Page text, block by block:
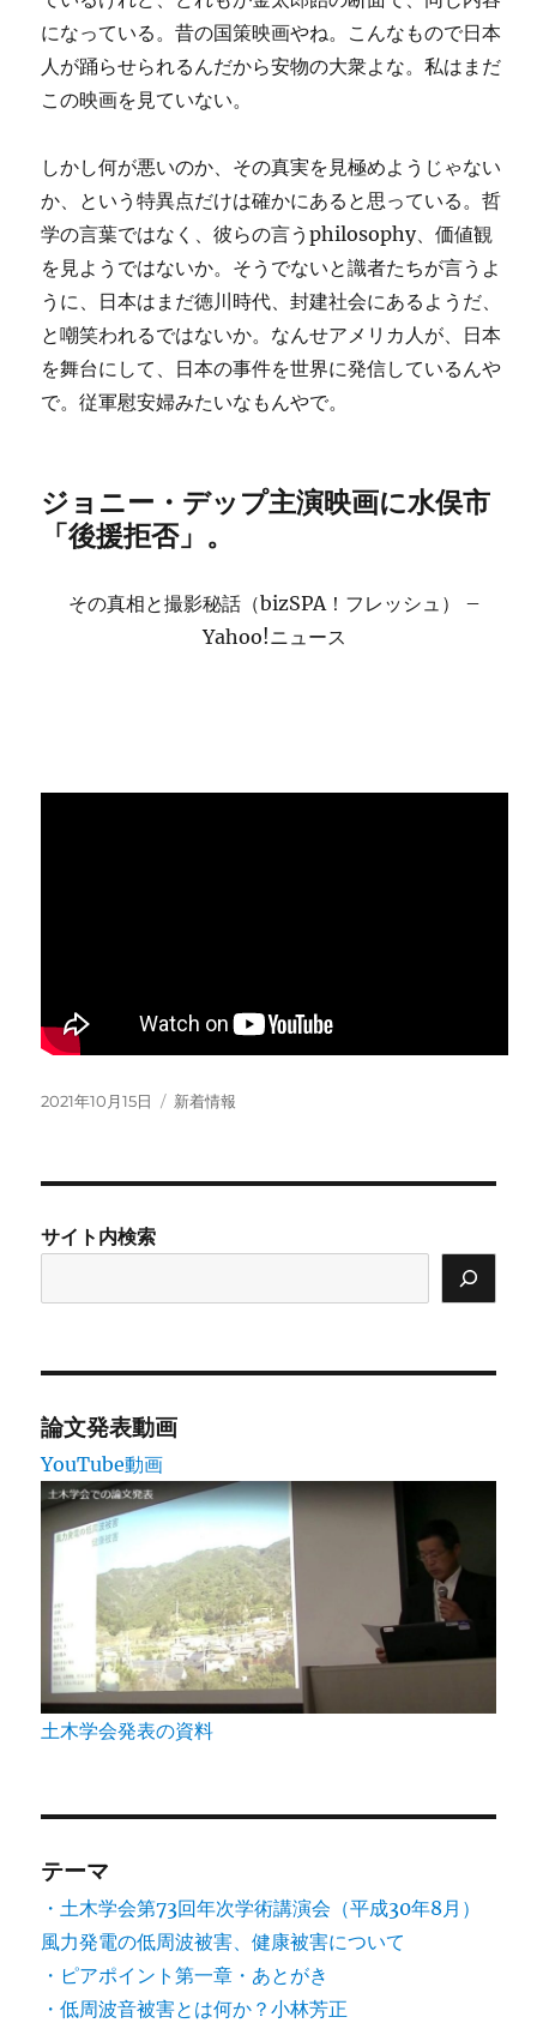
になっている。昔の国策映画やね。こんなもので日本
人が踊らせられるんだから安物の大衆よな。私はまだ
この映画を見ていない。
しかし何が悪いのか、その真実を見極めようじゃない
か、という特異点だけは確かにあると思っている。哲
学の言葉ではなく、彼らの言うphilosophy、価値観
を見ようではないか。そうでないと識者たちが言うよ
うに、日本はまだ徳川時代、封建社会にあるようだ、
と嘲笑われるではないか。なんせアメリカ人が、日本
を舞台にして、日本の事件を世界に発信しているんや
で。従軍慰安婦みたいなもんやで。
ジョニー・デップ主演映画に水俣市
「後援拒否」。
その真相と撮影秘話（bizSPA！フレッシュ） –
Yahoo!ニュース
投
2021年10月15日
カ
新着情報
サイト内検索
論文発表動画
YouTube動画
土木学会発表の資料
テーマ
・土木学会第73回年次学術講演会（平成30年8月）
風力発電の低周波被害、健康被害について
・ピアポイント第一章・あとがき
・低周波音被害とは何か？小林芳正